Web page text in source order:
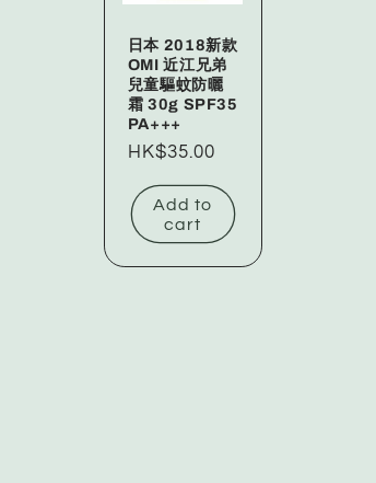
日本 2018新款
OMI 近江兄弟
兒童驅蚊防曬
霜 30g SPF35
PA+++
Regular
HK$35.00
Add to
cart